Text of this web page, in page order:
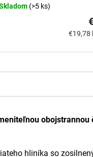
(>5 ks)
€19,78
obojstrannou
hliníka so